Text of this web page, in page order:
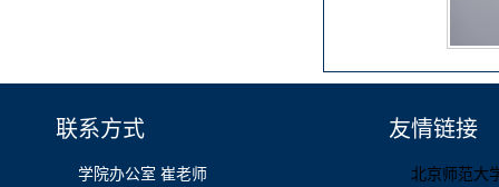
联系方式
学院办公室 崔老师
友情链接
北京师范大